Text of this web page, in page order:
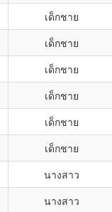
เด็กชาย
เด็กชาย
เด็กชาย
เด็กชาย
เด็กชาย
เด็กชาย
นางสาว
นางสาว